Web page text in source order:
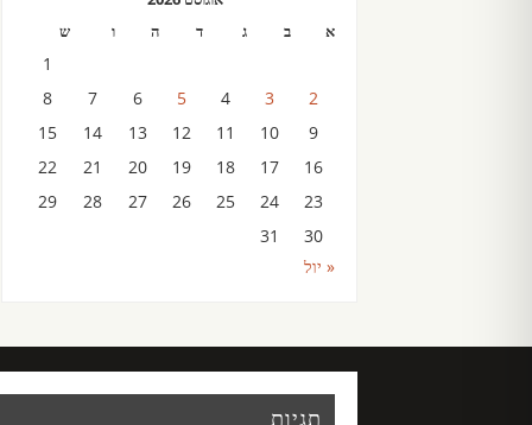
א
ב ג ד ה ו ש
1
2
3
4
5
6
7
8
9
10
11
12
13
14
15
16
17
18
19
20
21
22
23
24
25
26
27
28
29
30
31
« יול
תגיות